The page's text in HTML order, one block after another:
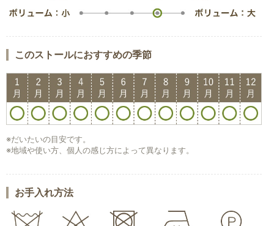
このストールにおすすめの季節
※だいたいの目安です。
※地域や使い方、個人の感じ方によって異なります。
お手入れ方法